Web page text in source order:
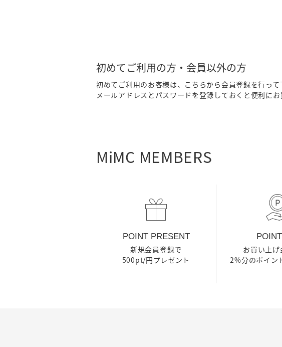
初めてご利用の方・会員以外の方
初めてご利用のお客様は、こちらから会員登録を行って
メールアドレスとパスワードを登録しておくと便利にお
MiMC MEMBERS
POINT PRESENT
新規会員登録で
500pt/円プレゼント
お買い上げ
2%分のポイン